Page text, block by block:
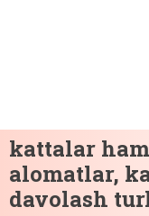
kattalar
alomatlar,
davolash